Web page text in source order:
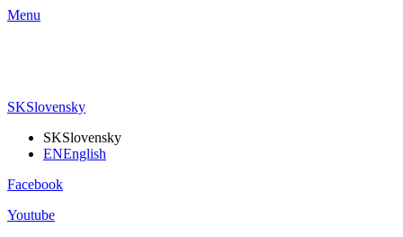
Menu
SKSlovensky
SKSlovensky
ENEnglish
Facebook
Youtube